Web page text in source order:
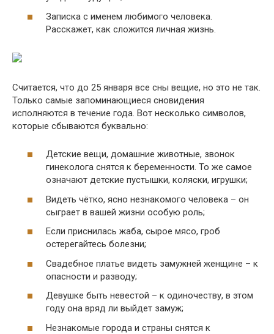
Записка с именем любимого человека.
Расскажет, как сложится личная жизнь.
Считается, что до 25 января все сны вещие, но это не так.
Только самые запоминающиеся сновидения
исполняются в течение года. Вот несколько символов,
которые сбываются буквально:
Детские вещи, домашние животные, звонок
гинеколога снятся к беременности. То же самое
означают детские пустышки, коляски, игрушки;
Видеть чётко, ясно незнакомого человека – он
сыграет в вашей жизни особую роль;
Если приснилась жаба, сырое мясо, гроб
остерегайтесь болезни;
Свадебное платье видеть замужней женщине – к
опасности и разводу;
Девушке быть невестой – к одиночеству, в этом
году она вряд ли выйдет замуж;
Незнакомые города и страны снятся к